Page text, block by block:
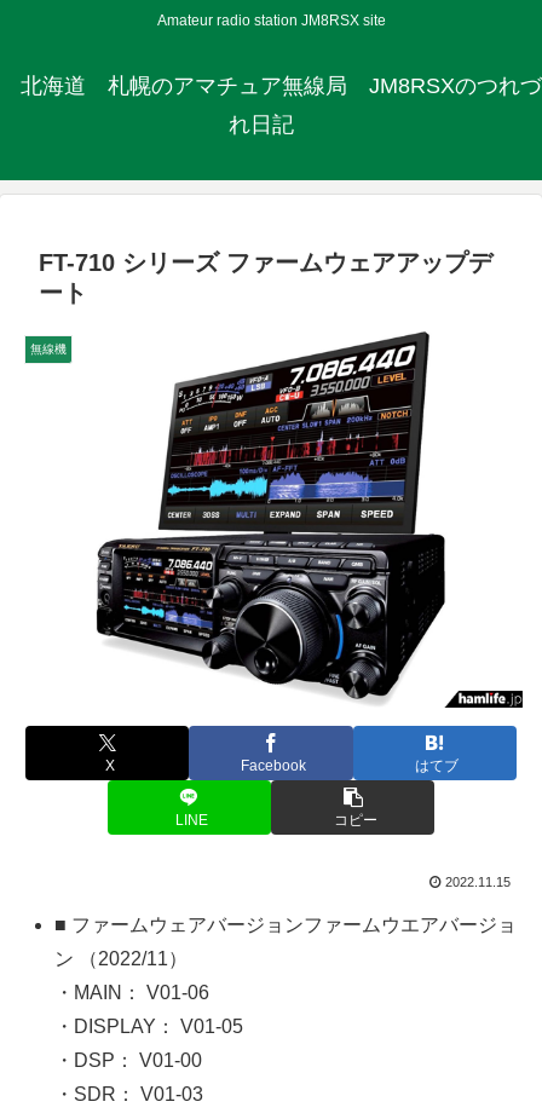
Amateur radio station JM8RSX site
北海道 札幌のアマチュア無線局 JM8RSXのつれづ
れ日記
FT-710 シリーズ ファームウェアアップデ
ート
無線機
X Facebook はてブ
LINE コピー
2022.11.15
■ ファームウェアバージョンファームウエアバージョ
ン （2022/11）
・MAIN： V01-06
・DISPLAY： V01-05
・DSP： V01-00
・SDR： V01-03